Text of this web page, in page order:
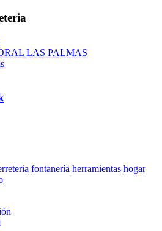
LAS PALMAS
fontanería herramientas hogar